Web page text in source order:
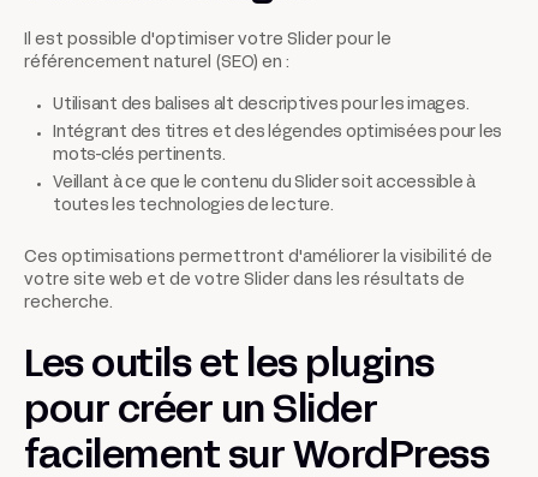
Il est possible d'optimiser votre Slider pour le
référencement naturel (SEO) en :
Utilisant des balises alt descriptives pour les images.
Intégrant des titres et des légendes optimisées pour les
mots-clés pertinents.
Veillant à ce que le contenu du Slider soit accessible à
toutes les technologies de lecture.
Ces optimisations permettront d'améliorer la visibilité de
votre site web et de votre Slider dans les résultats de
recherche.
Les outils et les plugins
pour créer un Slider
facilement sur WordPress